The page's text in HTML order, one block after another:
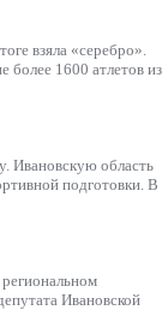
взяла «серебро».
1600 атлетов из
Ивановскую область
подготовки. В
Ивановской